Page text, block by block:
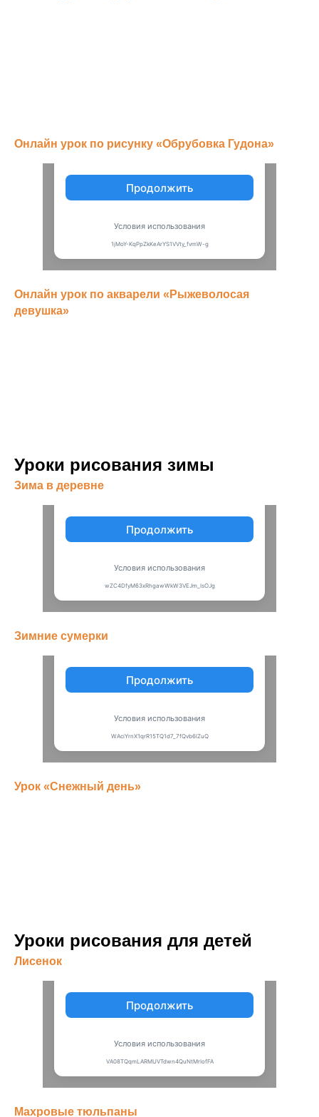
Онлайн урок по рисунку «Обрубовка Гудона»
Онлайн урок по акварели «Рыжеволосая
девушка»
Уроки рисования зимы
Зима в деревне
Зимние сумерки
Урок «Снежный день»
Уроки рисования для детей
Лисенок
Махровые тюльпаны